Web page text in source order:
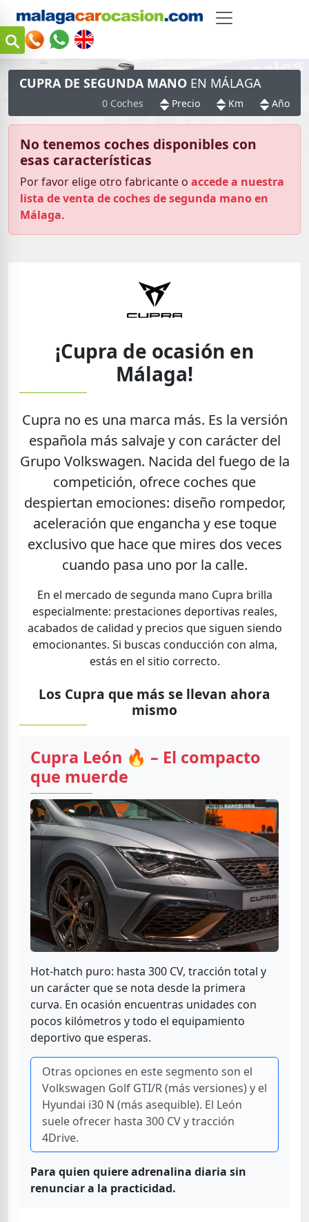
CUPRA DE SEGUNDA MANO EN MÁLAGA
0 Coches Precio Km Año
No tenemos coches disponibles con
esas características
Por favor elige otro fabricante o accede a nuestra
lista de venta de coches de segunda mano en
Málaga.
¡Cupra de ocasión en
Málaga!
Cupra no es una marca más. Es la versión
española más salvaje y con carácter del
Grupo Volkswagen. Nacida del fuego de la
competición, ofrece coches que
despiertan emociones: diseño rompedor,
aceleración que engancha y ese toque
exclusivo que hace que mires dos veces
cuando pasa uno por la calle.
En el mercado de segunda mano Cupra brilla
especialmente: prestaciones deportivas reales,
acabados de calidad y precios que siguen siendo
emocionantes. Si buscas conducción con alma,
estás en el sitio correcto.
Los Cupra que más se llevan ahora
mismo
Cupra León 🔥 – El compacto
que muerde
Hot-hatch puro: hasta 300 CV, tracción total y
un carácter que se nota desde la primera
curva. En ocasión encuentras unidades con
pocos kilómetros y todo el equipamiento
deportivo que esperas.
Otras opciones en este segmento son el
Volkswagen Golf GTI/R (más versiones) y el
Hyundai i30 N (más asequible). El León
suele ofrecer hasta 300 CV y tracción
4Drive.
Para quien quiere adrenalina diaria sin
renunciar a la practicidad.